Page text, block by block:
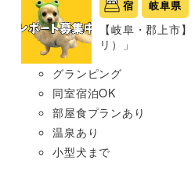
宿 岐阜県
【岐阜・郡上市
リ）」
グランピング
同室宿泊OK
部屋食プランあり
温泉あり
小型犬まで